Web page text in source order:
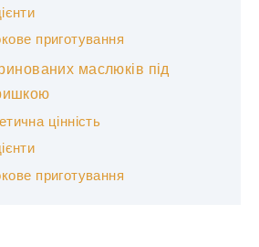
приготування
маслюків під
цінність
приготування